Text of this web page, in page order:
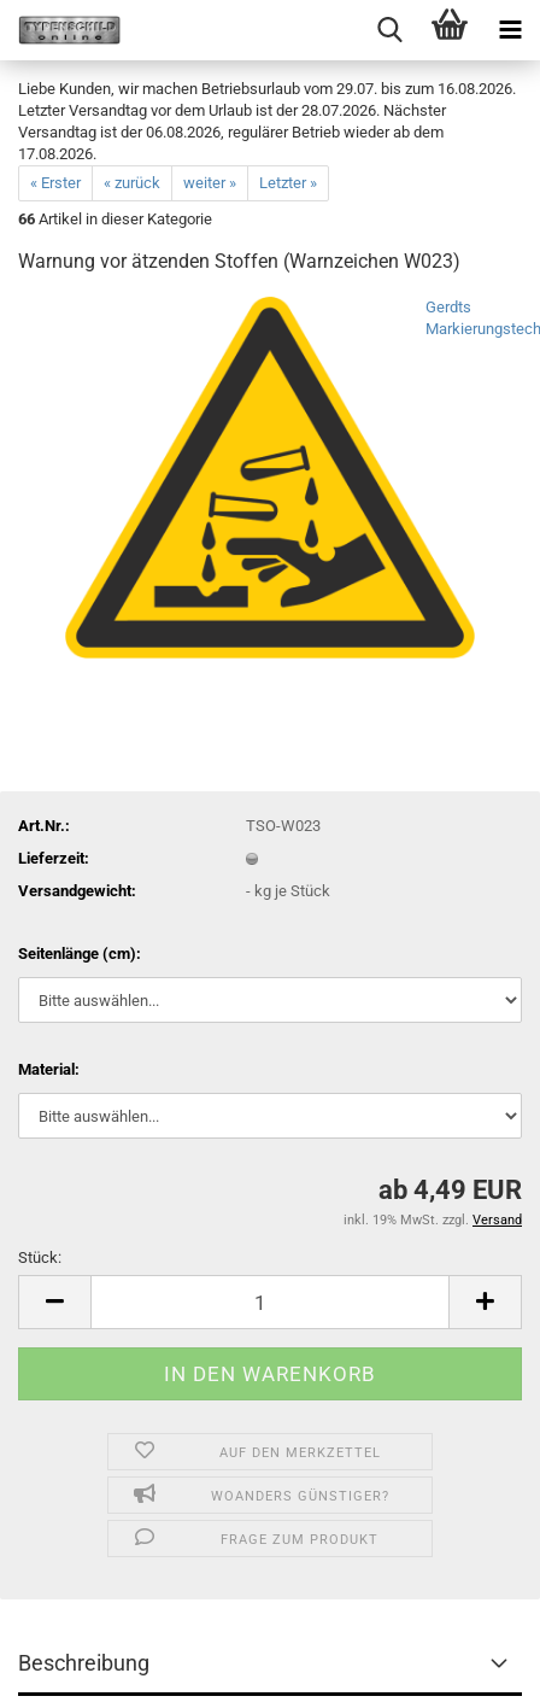
Liebe Kunden, wir machen Betriebsurlaub vom 29.07. bis zum 16.08.2026.
Letzter Versandtag vor dem Urlaub ist der 28.07.2026. Nächster
Versandtag ist der 06.08.2026, regulärer Betrieb wieder ab dem
17.08.2026.
« Erster
« zurück weiter »
Letzter »
66 Artikel in dieser Kategorie
Warnung vor ätzenden Stoffen (Warnzeichen W023)
Gerdts
Art.Nr.:
TSO-W023
Lieferzeit:
Versandgewicht:
- kg je Stück
Seitenlänge (cm):
Material:
ab 4,49 EUR
inkl. 19% MwSt. zzgl. Versand
Stück:
AUF DEN MERKZETTEL
WOANDERS GÜNSTIGER?
FRAGE ZUM PRODUKT
Beschreibung